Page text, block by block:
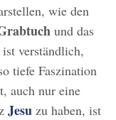
wie den
und das
ist verständlich,
tiefe Faszination
auch nur eine
Jesu zu haben, ist